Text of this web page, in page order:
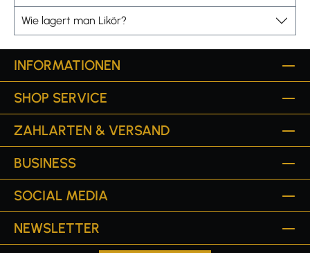
Wie lagert man Likör?
INFORMATIONEN
SHOP SERVICE
ZAHLARTEN & VERSAND
BUSINESS
SOCIAL MEDIA
NEWSLETTER